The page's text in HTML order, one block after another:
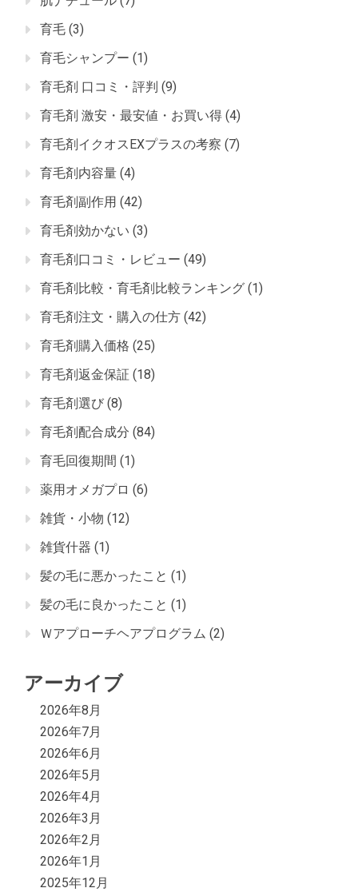
育毛 (3)
育毛シャンプー (1)
育毛剤 口コミ・評判 (9)
育毛剤 激安・最安値・お買い得 (4)
育毛剤イクオスEXプラスの考察 (7)
育毛剤内容量 (4)
育毛剤副作用 (42)
育毛剤効かない (3)
育毛剤口コミ・レビュー (49)
育毛剤比較・育毛剤比較ランキング (1)
育毛剤注文・購入の仕方 (42)
育毛剤購入価格 (25)
育毛剤返金保証 (18)
育毛剤選び (8)
育毛剤配合成分 (84)
育毛回復期間 (1)
薬用オメガプロ (6)
雑貨・小物 (12)
雑貨什器 (1)
髪の毛に悪かったこと (1)
髪の毛に良かったこと (1)
Ｗアプローチヘアプログラム (2)
アーカイブ
2026年8月
2026年7月
2026年6月
2026年5月
2026年4月
2026年3月
2026年2月
2026年1月
2025年12月